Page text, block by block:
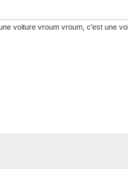
voiture vroum vroum, c'est une